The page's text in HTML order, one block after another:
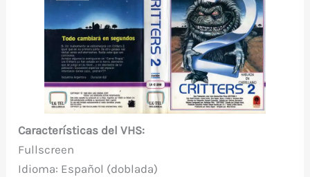
Características del VHS:
Fullscreen
Idioma: Español (doblada)